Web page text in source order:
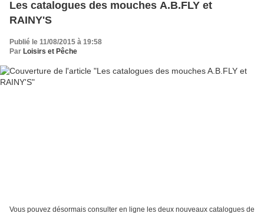
Les catalogues des mouches A.B.FLY et
RAINY'S
Publié le 11/08/2015 à 19:58
Par Loisirs et Pêche
Vous pouvez désormais consulter en ligne les deux nouveaux catalogues de